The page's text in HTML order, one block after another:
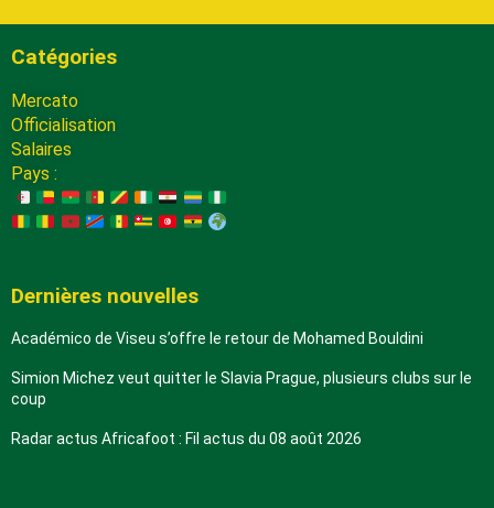
Catégories
Mercato
Officialisation
Salaires
Pays :
Dernières nouvelles
Académico de Viseu s’offre le retour de Mohamed Bouldini
Simion Michez veut quitter le Slavia Prague, plusieurs clubs sur le
coup
Radar actus Africafoot : Fil actus du 08 août 2026